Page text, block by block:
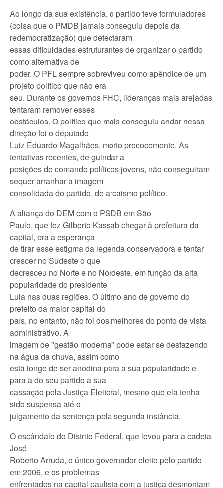
Ao longo da sua existência, o partido teve formuladores
(coisa que o PMDB jamais conseguiu depois da
redemocratização) que detectaram
essas dificuldades estruturantes de organizar o partido
como alternativa de
poder. O PFL sempre sobreviveu como apêndice de um
projeto político que não era
seu. Durante os governos FHC, lideranças mais arejadas
tentaram remover esses
obstáculos. O político que mais conseguiu andar nessa
direção foi o deputado
Luiz Eduardo Magalhães, morto precocemente. As
tentativas recentes, de guindar a
posições de comando políticos jovens, não conseguiram
sequer arranhar a imagem
consolidada do partido, de arcaismo político.
A aliança do DEM com o PSDB em São
Paulo, que fez Gilberto Kassab chegar à prefeitura da
capital, era a esperança
de tirar esse estigma da legenda conservadora e tentar
crescer no Sudeste o que
decresceu no Norte e no Nordeste, em função da alta
popularidade do presidente
Lula nas duas regiões. O último ano de governo do
prefeito da maior capital do
país, no entanto, não foi dos melhores do ponto de vista
administrativo. A
imagem de "gestão moderna" pode estar se desfazendo
na água da chuva, assim como
está longe de ser anódina para a sua popularidade e
para a do seu partido a sua
cassação pela Justiça Eleitoral, mesmo que ela tenha
sido suspensa até o
julgamento da sentença pela segunda instância.
O escândalo do Distrito Federal, que levou para a cadeia
José
Roberto Arruda, o único governador eleito pelo partido
em 2006, e os problemas
enfrentados na capital paulista com a justiça desmontam